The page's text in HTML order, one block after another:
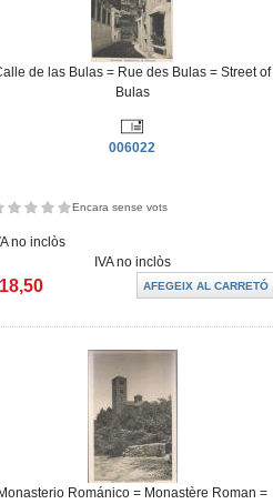
de las Bulas = Rue des Bulas = Street of
Bulas
006022
Encara sense vots
no inclòs
IVA no inclòs
Monasterio Románico = Monastère Roman =